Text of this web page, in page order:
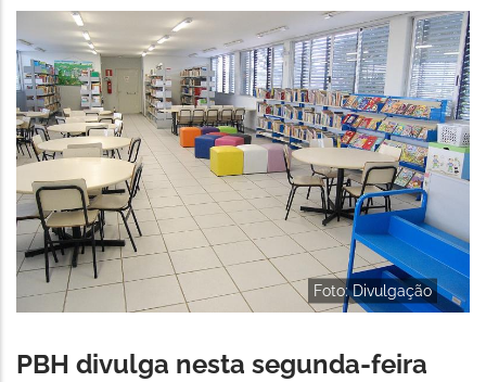
navegação
Foto: Divulgação
PBH divulga nesta segunda-feira